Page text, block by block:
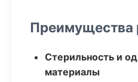
Преимущества
Стерильность и
материалы